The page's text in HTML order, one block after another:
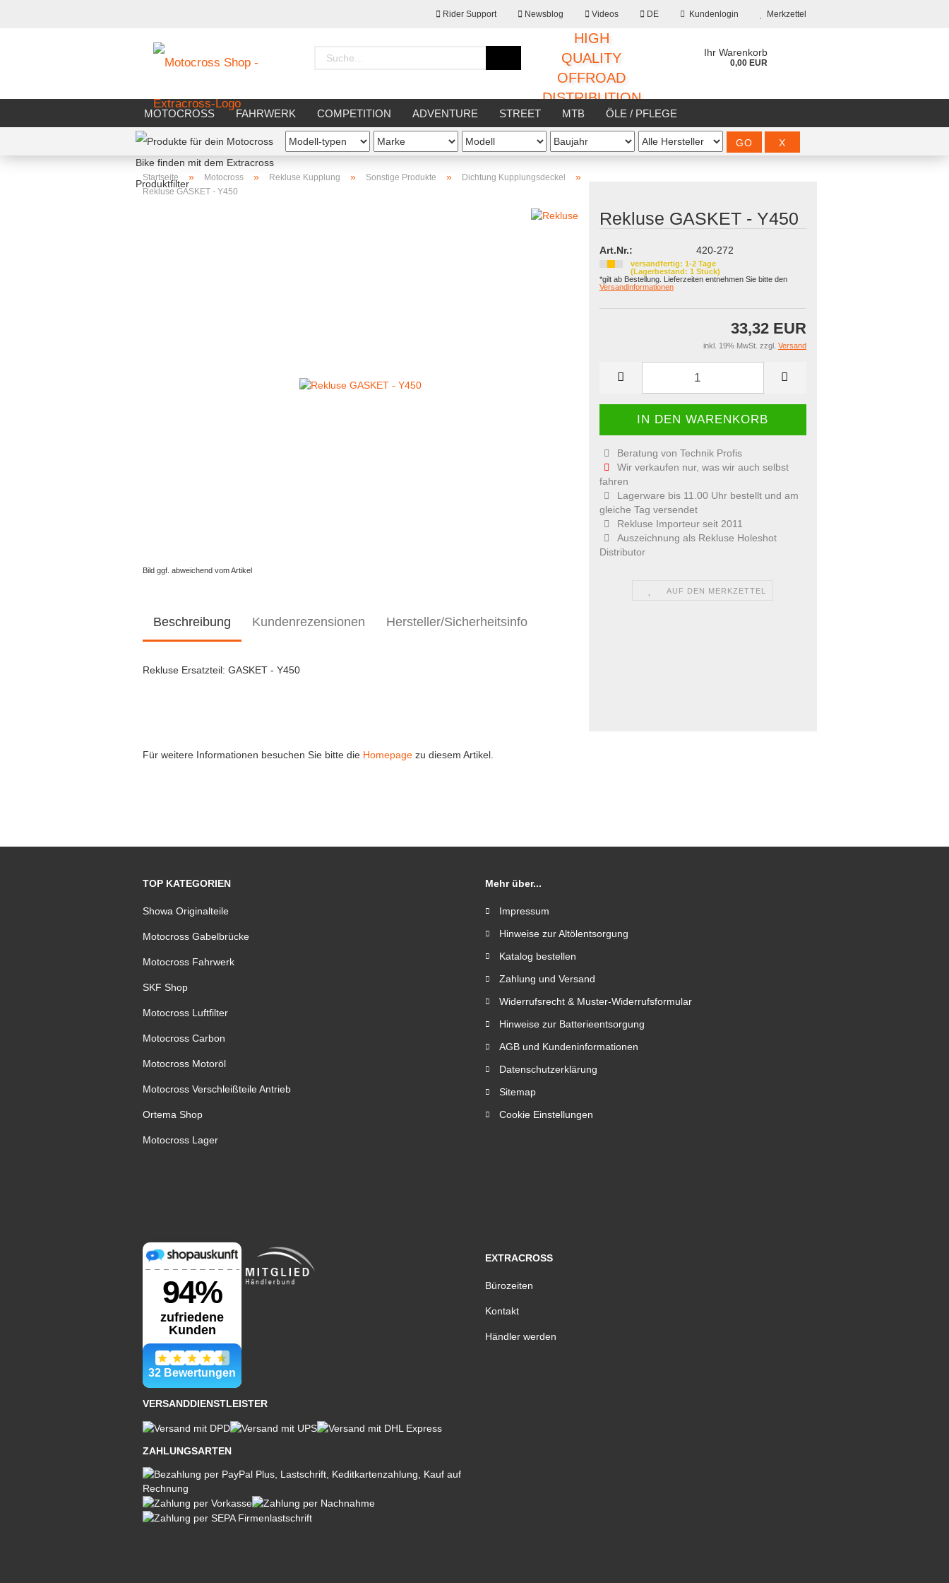
Rider Support Newsblog Videos DE Kundenlogin
Konto erstellen
Merkzettel
HIGH
QUALITY
OFFROAD
DISTRIBUTION
Ihr Warenkorb
0,00 EUR
MOTOCROSS FAHRWERK COMPETITION ADVENTURE STREET MTB ÖLE / PFLEGE
FAHRERAUSSTATTUNG WERKSTATT SONSTIGES %SALE%
Startseite » Motocross » Rekluse Kupplung » Sonstige Produkte » Dichtung Kupplungsdeckel »
Rekluse GASKET - Y450
Bild ggf. abweichend vom Artikel
Rekluse GASKET - Y450
Art.Nr.: 420-272
versandfertig: 1-2 Tage
(Lagerbestand: 1 Stück)
*gilt ab Bestellung. Lieferzeiten entnehmen Sie bitte den
Versandinformationen
33,32 EUR
inkl. 19% MwSt. zzgl. Versand
Beratung von Technik Profis
Wir verkaufen nur, was wir auch selbst
fahren
Lagerware bis 11.00 Uhr bestellt und am
gleiche Tag versendet
Rekluse Importeur seit 2011
Auszeichnung als Rekluse Holeshot
Distributor
AUF DEN MERKZETTEL
Beschreibung Kundenrezensionen Hersteller/Sicherheitsinfo
Rekluse Ersatzteil: GASKET - Y450
Für weitere Informationen besuchen Sie bitte die Homepage zu diesem Artikel.
TOP KATEGORIEN
Showa Originalteile
Motocross Gabelbrücke
Motocross Fahrwerk
SKF Shop
Motocross Luftfilter
Motocross Carbon
Motocross Motoröl
Motocross Verschleißteile Antrieb
Ortema Shop
Motocross Lager
Mehr über...
Impressum
Hinweise zur Altölentsorgung
Katalog bestellen
Zahlung und Versand
Widerrufsrecht & Muster-Widerrufsformular
Hinweise zur Batterieentsorgung
AGB und Kundeninformationen
Datenschutzerklärung
Sitemap
Cookie Einstellungen
VERSANDDIENSTLEISTER
ZAHLUNGSARTEN
EXTRACROSS
Bürozeiten
Kontakt
Händler werden